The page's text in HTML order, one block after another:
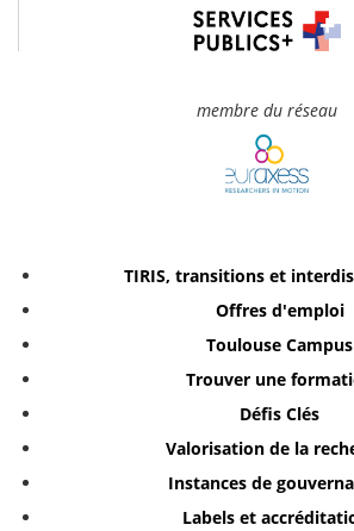
membre du réseau
TIRIS, transitions et
Offres d'emploi
Toulouse Campus
Trouver une
Défis Clés
Valorisation de la
Instances de
Labels et